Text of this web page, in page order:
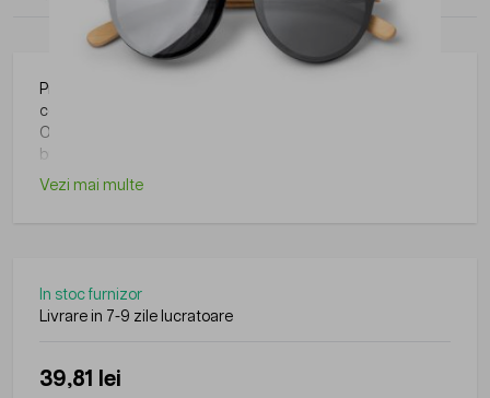
Produs din gama Roly, practic si usor de folosit in diverse
contexte.
O solutie simpla si eficienta pentru a creste vizibilitatea
brandului.
Vezi mai multe
In stoc furnizor
Livrare in 7-9 zile lucratoare
39,81 lei